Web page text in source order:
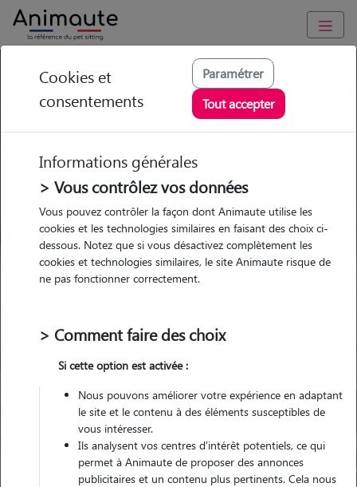
GARDE ANIMAUX à Bergerac : Garde chien et chat en famille
ou à domicile, visites et promenades
Trouvez une garde animaux à
Bergerac
Parmi nos 16 pet-sitters à
Bergerac
Pour quel animal ?
Cookies et
consentements
Paramétrer
Tout accepter
Informations générales
> Vous contrôlez vos données
Vous pouvez contrôler la façon dont Animaute utilise les
cookies et les technologies similaires en faisant des choix ci-
dessous. Notez que si vous désactivez complètement les
cookies et technologies similaires, le site Animaute risque de
ne pas fonctionner correctement.
> Comment faire des choix
Si cette option est activée :
Nous pouvons améliorer votre expérience en adaptant
le site et le contenu à des éléments susceptibles de
vous intéresser.
Ils analysent vos centres d'intérêt potentiels, ce qui
permet à Animaute de proposer des annonces
publicitaires et un contenu plus pertinents. Cela nous